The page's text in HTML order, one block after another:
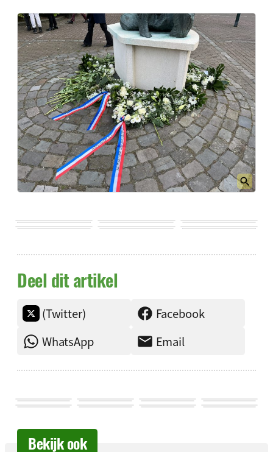
Deel dit artikel
(Twitter)
Facebook
WhatsApp
Email
Bekijk ook